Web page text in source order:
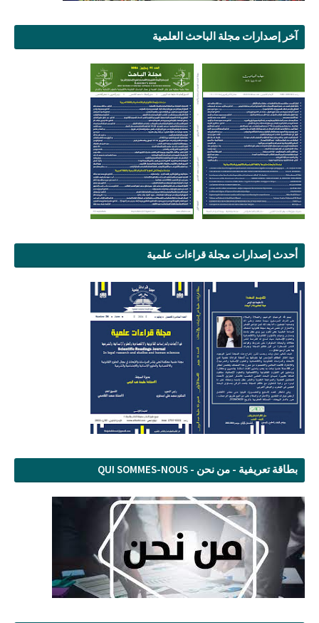
آخر إصدارات مجلة الباحث العلمية
أحدث إصدارات مجلة قراءات علمية
بطاقة تعريفية - من نحن - QUI SOMMES-NOUS